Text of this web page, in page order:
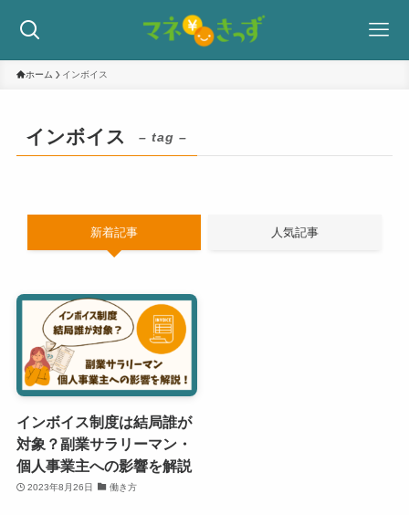
ホーム インボイス
インボイス – tag –
新着記事 人気記事
インボイス制度は結局誰が
対象？副業サラリーマン・
個人事業主への影響を解説
2023年8月26日 働き方